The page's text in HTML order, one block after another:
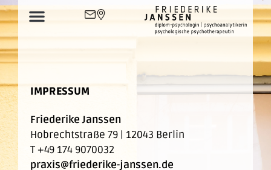
IMPRESSUM
Friederike Janssen
Hobrechtstraße 79 | 12043 Berlin
T +49 174 9070032
praxis@friederike-janssen.de